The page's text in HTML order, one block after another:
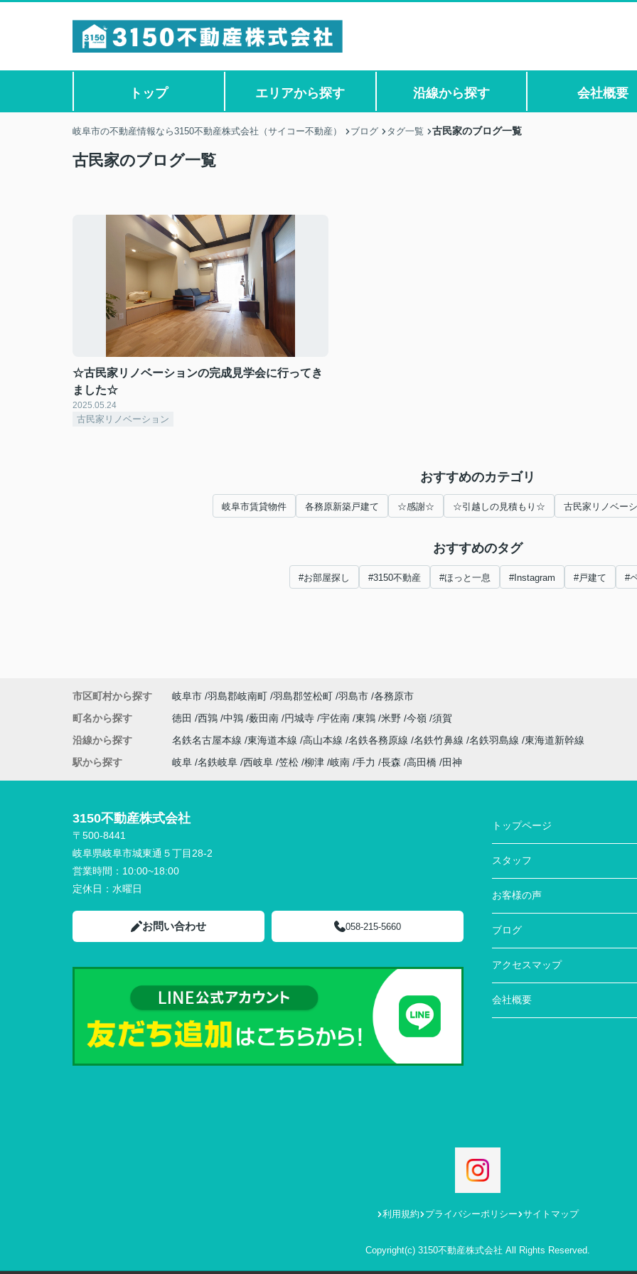
トップ エリアから探す 沿線から探す 会社概要
岐阜市の不動産情報なら3150不動産株式会社（サイコー不動産） ブログ タグ一覧 古民家のブログ一覧
古民家のブログ一覧
☆古民家リノベーションの完成見学会に行ってき
ました☆
2025.05.24
古民家リノベーション
おすすめのカテゴリ
岐阜市賃貸物件 各務原新築戸建て ☆感謝☆ ☆引越しの見積もり☆ 古民家リノベー
おすすめのタグ
#お部屋探し #3150不動産 #ほっと一息 #Instagram #戸建て #
市区町村から探す 岐阜市 羽島郡岐南町 羽島郡笠松町 羽島市 各務原市
町名から探す
徳田 西鶉 中鶉 薮田南 円城寺 宇佐南 東鶉 米野 今嶺 須賀
沿線から探す
名鉄名古屋本線 東海道本線 高山本線 名鉄各務原線 名鉄竹鼻線 名鉄羽島線 東海道新幹線
駅から探す
岐阜 名鉄岐阜 西岐阜 笠松 柳津 岐南 手力 長森 高田橋 田神
3150不動産株式会社
〒500-8441
岐阜県岐阜市城東通５丁目28-2
営業時間： 10:00~18:00
定休日： 水曜日
お問い合わせ 058-215-5660
トップページ
スタッフ
お客様の声
ブログ
アクセスマップ
会社概要
利用規約 プライバシーポリシー サイトマップ
Copyright(c) 3150不動産株式会社 All Rights Reserved.